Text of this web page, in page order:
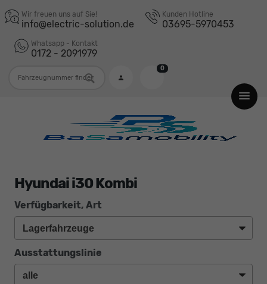
Wir freuen uns auf Sie!
info@electric-solution.de
Kunden Hotline
03695-5970453
Whatsapp - Kontakt
0172 - 2091979
0
Hyundai i30 Kombi
Verfügbarkeit, Art
Ausstattungslinie